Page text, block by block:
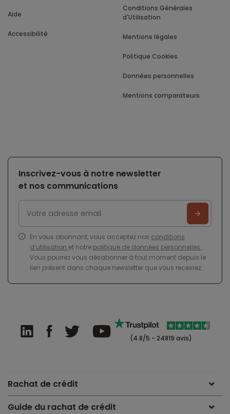
Aide
Accessibilité
Conditions Générales
d'Utilisation
Mentions légales
Politique Cookies
Données personnelles
Mentions comparateurs
Inscrivez-vous à notre newsletter
et nos communications
En vous abonnant, vous acceptez nos conditions
d’utilisation et notre politique de données personnelles .
Vous pourrez vous désabonner à tout moment depuis le
lien présent dans chaque newsletter que vous recevrez.
(4.8/5 - 24819 avis)
Rachat de crédit
Guide du rachat de crédit